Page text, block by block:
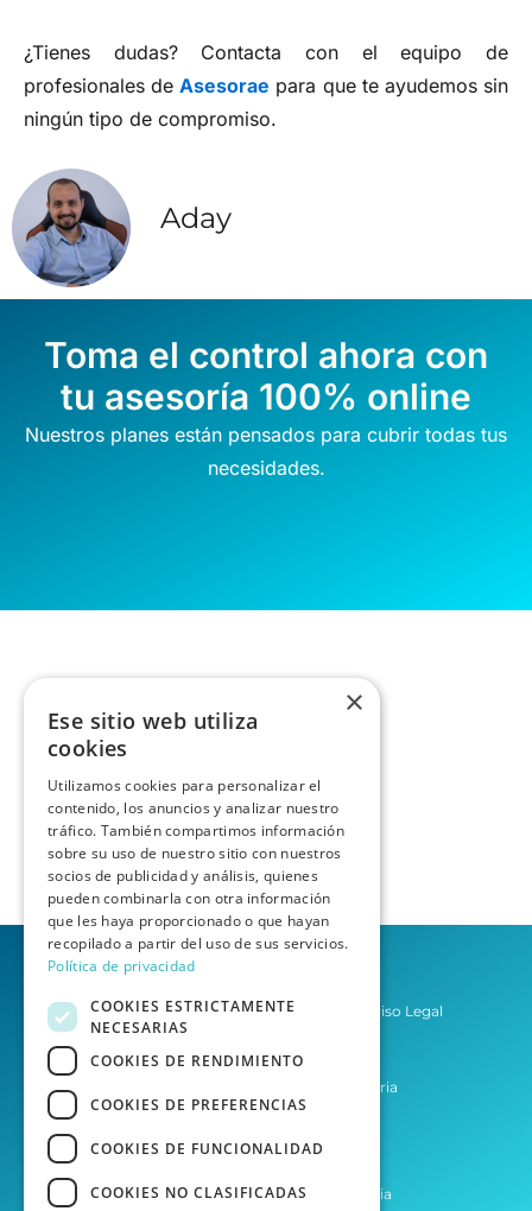
¿Tienes dudas? Contacta con el equipo de
profesionales deAsesorae para que te ayudemos sin
ningún tipo de compromiso.
Aday
Toma el control ahora con
tu asesoría 100% online
Nuestros planes están pensados para cubrir todas tus
necesidades.
Política de privacidad Aviso Legal
Asesoría Las Palmas de Gran Canaria
Desarrollo web por Agencia Homia
×
Ese sitio web utiliza
cookies
Utilizamos cookies para personalizar el
contenido, los anuncios y analizar nuestro
tráfico. También compartimos información
sobre su uso de nuestro sitio con nuestros
socios de publicidad y análisis, quienes
pueden combinarla con otra información
que les haya proporcionado o que hayan
recopilado a partir del uso de sus servicios.
Política de privacidad
COOKIES ESTRICTAMENTE
NECESARIAS
COOKIES DE RENDIMIENTO
COOKIES DE PREFERENCIAS
COOKIES DE FUNCIONALIDAD
COOKIES NO CLASIFICADAS